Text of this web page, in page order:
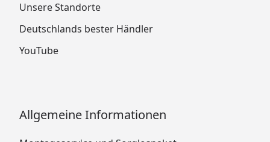
Unsere Standorte
Deutschlands bester Händler
YouTube
Allgemeine Informationen